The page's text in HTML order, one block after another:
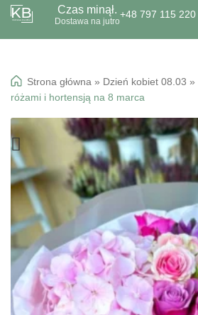
O NAS
Przejdź
do
Przejdź
do
Czas minął.
Dostawa na jutro
+48 797 115 220
Dzień Babci 21.01
Kwiaty
Wiązanki pogrzebowe
Strona główna » Dzień kobiet 08.03 »
różami i hortensją na 8 marca